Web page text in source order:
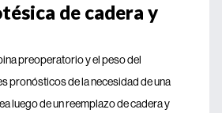
de cadera y
preoperatorio y el peso del
pronósticos de la necesidad de una
luego de un reemplazo de cadera y